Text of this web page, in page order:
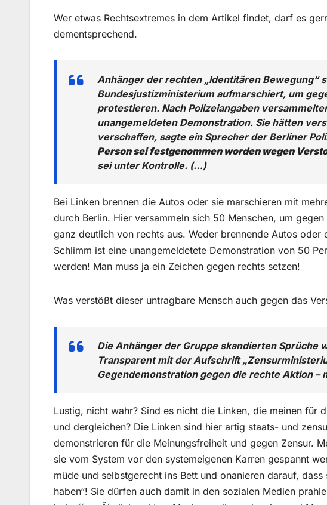
Wer etwas Rechtsextremes in dem Artikel findet, darf es
dementsprechend.
Anhänger der rechten „Identitären Bewegung“
Bundesjustizministerium aufmarschiert, um
protestieren. Nach Polizeiangaben
unangemeldeten Demonstration. Sie hätten
verschaffen, sagte ein Sprecher der Berliner
Person sei festgenommen worden wegen
sei unter Kontrolle. (…)
Bei Linken brennen die Autos oder sie marschieren mit
durch Berlin. Hier versammeln sich 50 Menschen, um
ganz deutlich von rechts aus. Weder brennende Autos
Schlimm ist eine unangemeldetete Demonstration von 50
werden! Man muss ja ein Zeichen gegen rechts setzen!
Was verstößt dieser untragbare Mensch auch gegen das
Die Anhänger der Gruppe skandierten Sprüche
Transparent mit der Aufschrift
Gegendemonstration gegen die rechte Aktion –
Lustig, nicht wahr? Sind es nicht die Linken, die meinen für
und dergleichen? Die Linken sind hier artig staats- und
demonstrieren für die Meinungsfreiheit und gegen Zensur.
sie vom System vor den systemeigenen Karren gespannt
müde und selbstgerecht ins Bett und onanieren darauf,
haben“! Sie dürfen auch damit in den sozialen Medien